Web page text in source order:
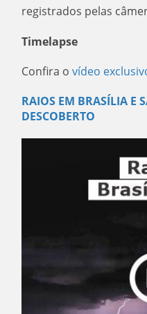
registrados pelas
Timelapse
Confira o vídeo
RAIOS EM BRASÍLIA E
DESCOBERTO